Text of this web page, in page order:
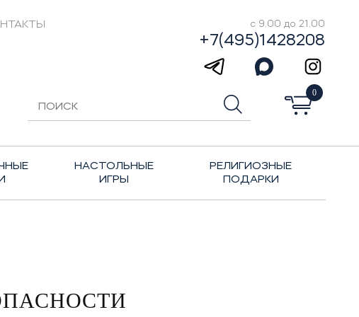
с 9.00 до 21.00
+7(495)1428208
0
НАСТОЛЬНЫЕ
ИГРЫ
РЕЛИГИОЗНЫЕ
ПОДАРКИ